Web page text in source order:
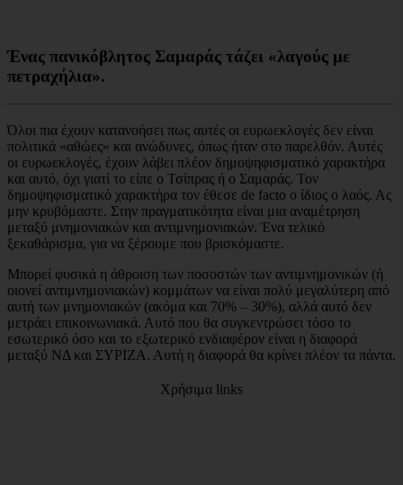
Ένας πανικόβλητος Σαμαράς τάζει «λαγούς με
πετραχήλια».
Όλοι πια έχουν κατανοήσει πως αυτές οι ευρωεκλογές δεν είναι
πολιτικά «αθώες» και ανώδυνες, όπως ήταν στο παρελθόν. Αυτές
οι ευρωεκλογές, έχουν λάβει πλέον δημοψηφισματικό χαρακτήρα
και αυτό, όχι γιατί το είπε ο Τσίπρας ή ο Σαμαράς. Τον
δημοψηφισματικό χαρακτήρα τον έθεσε de facto ο ίδιος ο λαός. Ας
μην κρυβόμαστε. Στην πραγματικότητα είναι μια αναμέτρηση
μεταξύ μνημονιακών και αντιμνημονιακών. Ένα τελικό
ξεκαθάρισμα, για να ξέρουμε που βρισκόμαστε.
Μπορεί φυσικά η άθροιση των ποσοστών των αντιμνημονικών (ή
οιονεί αντιμνημονιακών) κομμάτων να είναι πολύ μεγαλύτερη από
αυτή των μνημονιακών (ακόμα και 70% – 30%), αλλά αυτό δεν
μετράει επικοινωνιακά. Αυτό που θα συγκεντρώσει τόσο το
εσωτερικό όσο και το εξωτερικό ενδιαφέρον είναι η διαφορά
μεταξύ ΝΔ και ΣΥΡΙΖΑ. Αυτή η διαφορά θα κρίνει πλέον τα πάντα.
Χρήσιμα links